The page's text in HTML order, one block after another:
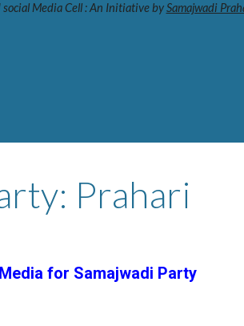
Media Cell : An Initiative bySamajwadi
Prahari
for Samajwadi Party